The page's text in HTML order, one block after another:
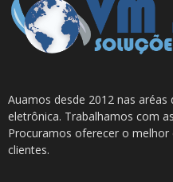
Auamos desde 2012 nas
eletrônica. Trabalhamos com
Procuramos oferecer o
clientes.